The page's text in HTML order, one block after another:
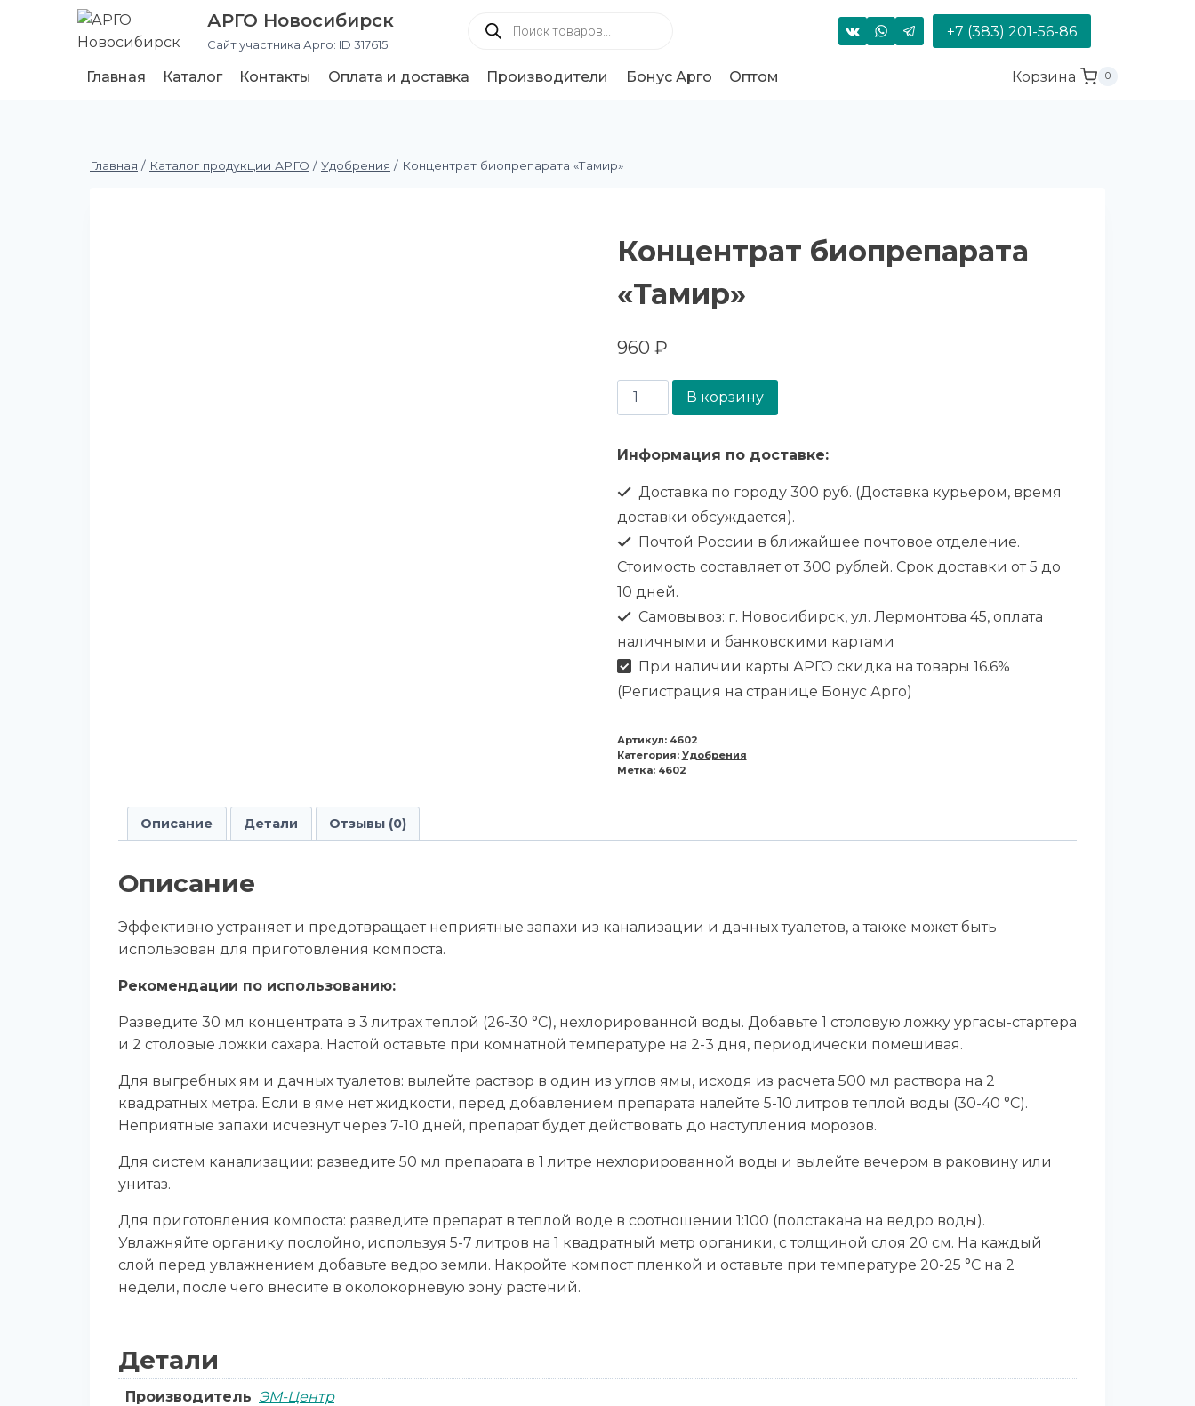
АРГО Новосибирск
Сайт участника Арго: ID 317615
+7 (383) 201-56-86
Главная Каталог Контакты Оплата и доставка Производители Бонус Арго Оптом Корзина 0
Главная / Каталог продукции АРГО / Удобрения / Концентрат биопрепарата «Тамир»
Концентрат биопрепарата
«Тамир»
960 ₽
В корзину
Информация по доставке:
Доставка по городу 300 руб. (Доставка курьером, время
доставки обсуждается).
Почтой России в ближайшее почтовое отделение.
Стоимость составляет от 300 рублей. Срок доставки от 5 до
10 дней.
Самовывоз: г. Новосибирск, ул. Лермонтова 45, оплата
наличными и банковскими картами
При наличии карты АРГО скидка на товары 16.6%
(Регистрация на странице Бонус Арго)
Артикул: 4602
Категория: Удобрения
Метка: 4602
Описание Детали Отзывы (0)
Описание
Эффективно устраняет и предотвращает неприятные запахи из канализации и дачных туалетов, а также может быть
использован для приготовления компоста.
Рекомендации по использованию:
Разведите 30 мл концентрата в 3 литрах теплой (26-30 °C), нехлорированной воды. Добавьте 1 столовую ложку ургасы-стартера
и 2 столовые ложки сахара. Настой оставьте при комнатной температуре на 2-3 дня, периодически помешивая.
Для выгребных ям и дачных туалетов: вылейте раствор в один из углов ямы, исходя из расчета 500 мл раствора на 2
квадратных метра. Если в яме нет жидкости, перед добавлением препарата налейте 5-10 литров теплой воды (30-40 °C).
Неприятные запахи исчезнут через 7-10 дней, препарат будет действовать до наступления морозов.
Для систем канализации: разведите 50 мл препарата в 1 литре нехлорированной воды и вылейте вечером в раковину или
унитаз.
Для приготовления компоста: разведите препарат в теплой воде в соотношении 1:100 (полстакана на ведро воды).
Увлажняйте органику послойно, используя 5-7 литров на 1 квадратный метр органики, с толщиной слоя 20 см. На каждый
слой перед увлажнением добавьте ведро земли. Накройте компост пленкой и оставьте при температуре 20-25 °C на 2
недели, после чего внесите в околокорневую зону растений.
Детали
Производитель ЭМ-Центр